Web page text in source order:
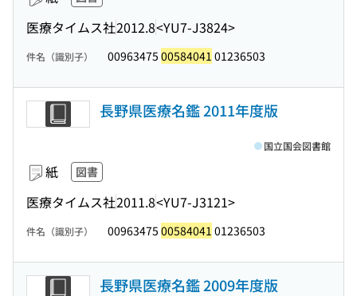
医療タイムス社2012.8<YU7-J3824>
件名（識別子） 00963475 00584041 01236503
長野県医療名鑑 2011年度版
紙 図書
医療タイムス社2011.8<YU7-J3121>
国立国会図書館
件名（識別子） 00963475 00584041 01236503
長野県医療名鑑 2009年度版